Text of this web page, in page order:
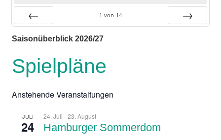
1 von 14
Saisonüberblick 2026/27
Spielpläne
Anstehende Veranstaltungen
JULI
24
24. Juli -23. August
Hamburger Sommerdom